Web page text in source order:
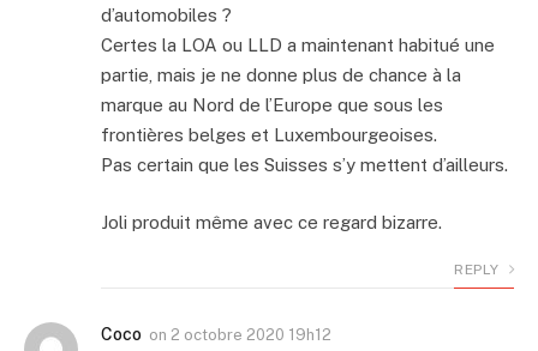
d’automobiles ?
Certes la LOA ou LLD a maintenant habitué une
partie, mais je ne donne plus de chance à la
marque au Nord de l’Europe que sous les
frontières belges et Luxembourgeoises.
Pas certain que les Suisses s’y mettent d’ailleurs.
Joli produit même avec ce regard bizarre.
REPLY
Coco on 2 octobre 2020 19h12